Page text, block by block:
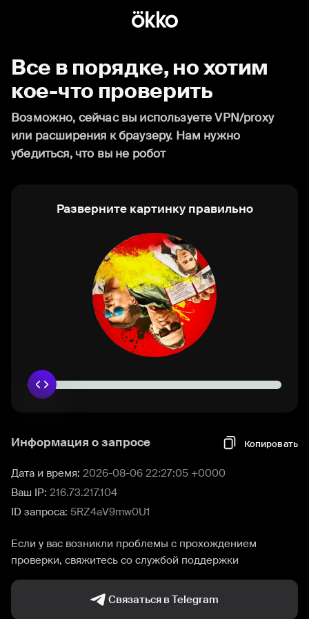
Все в порядке, но хотим
кое-что проверить
Возможно, сейчас вы используете VPN/proxy
или расширения к браузеру. Нам нужно
убедиться, что вы не робот
Разверните картинку правильно
Информация о запросе Копировать
Дата и время: 2026-08-06 22:27:05 +0000
Ваш IP: 216.73.217.104
ID запроса: 5RZ4aV9mw0U1
Если у вас возникли проблемы с прохождением
проверки, свяжитесь со службой поддержки
Связаться в Telegram